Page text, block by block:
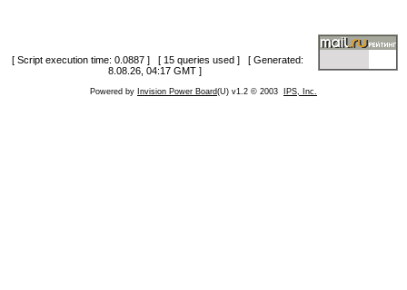
[ Script execution time: 0.0887 ] [ 15 queries used ] [ Generated:
8.08.26, 04:17 GMT ]
Powered by Invision Power Board(U) v1.2 © 2003 IPS, Inc.